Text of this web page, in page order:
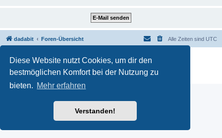
Diese Website nutzt Cookies, um dir den
bestmöglichen Komfort bei der Nutzung zu
bieten. Mehr erfahren
Verstanden!
dadabit Foren-Übersicht Alle Zeiten sind UTC
Powered by phpBB
® Forum Software © phpBB Limited
Deutsche Übersetzung durch
Datenschutz|Nutzungsbedingungen